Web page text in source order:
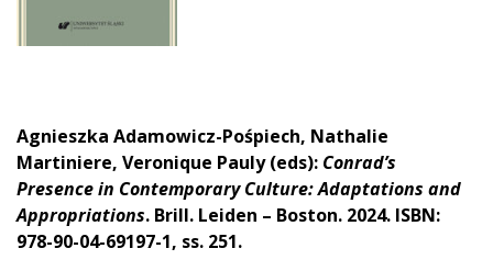
Agnieszka Adamowicz-Pośpiech, Nathalie
Martiniere, Veronique Pauly (eds): Conrad’s
Presence in Contemporary Culture: Adaptations and
Appropriations. Brill. Leiden – Boston. 2024. ISBN:
978-90-04-69197-1, ss. 251.